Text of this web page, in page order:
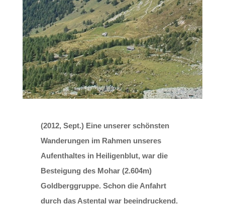
(2012, Sept.) Eine unserer schönsten
Wanderungen im Rahmen unseres
Aufenthaltes in Heiligenblut, war die
Besteigung des Mohar (2.604m)
Goldberggruppe. Schon die Anfahrt
durch das Astental war beeindruckend.